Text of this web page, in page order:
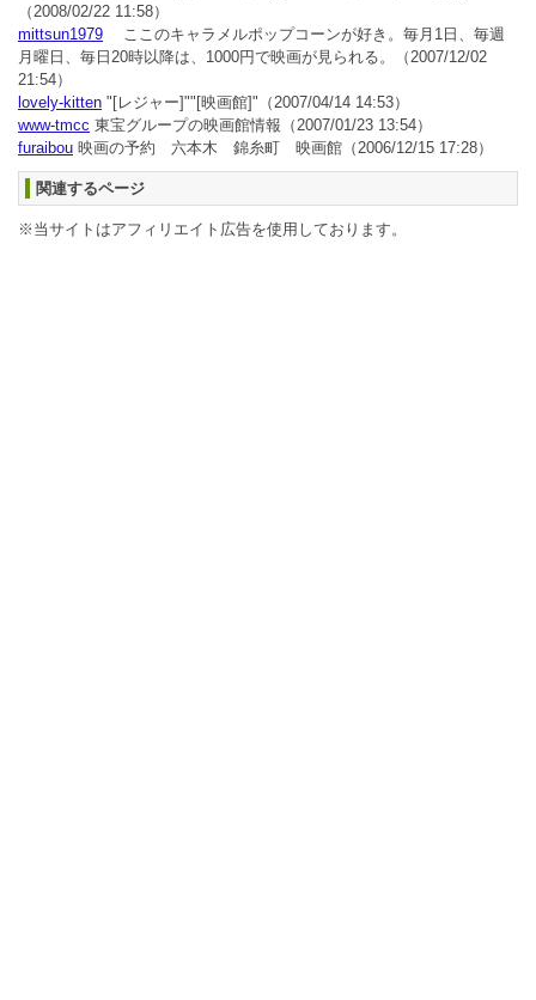
（2008/02/22 11:58）
mittsun1979 ここのキャラメルポップコーンが好き。毎月1日、毎週
月曜日、毎日20時以降は、1000円で映画が見られる。
（2007/12/02
21:54）
lovely-kitten "[レジャー]""[映画館]" （2007/04/14 14:53）
www-tmcc 東宝グループの映画館情報 （2007/01/23 13:54）
furaibou 映画の予約 六本木 錦糸町 映画館 （2006/12/15 17:28）
関連するページ
※当サイトはアフィリエイト広告を使用しております。